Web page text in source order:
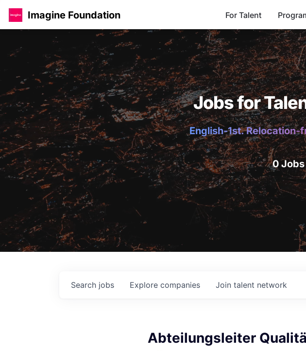
Imagine Foundation For Talent
Jobs for
English-1st.
0
Search jobs Explore companies Join talent network
Abteilungsleiter